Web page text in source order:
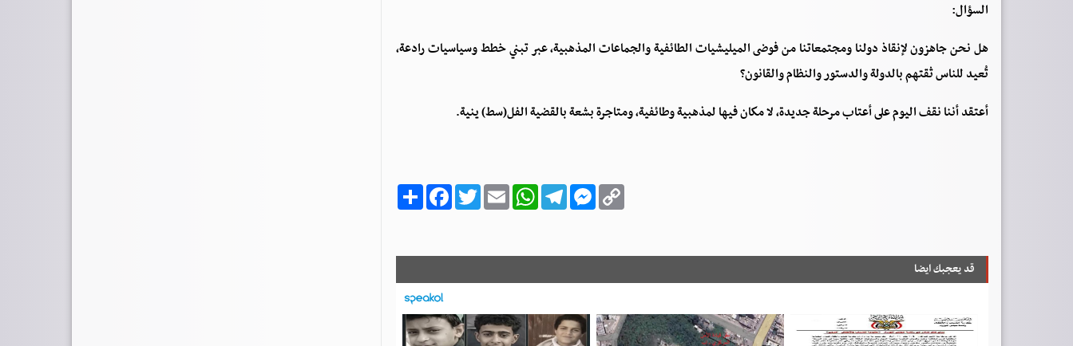
السؤال:
هل نحن جاهزون لإنقاذ دولنا ومجتمعاتنا من فوضى الميليشيات الطائفية والجماعات المذهبية، عبر تبني خطط وسياسيات رادعة،
تُعيد للناس ثقتهم بالدولة والدستور والنظام والقانون؟
أعتقد أننا نقف اليوم على أعتاب مرحلة جديدة، لا مكان فيها لمذهبية وطائفية، ومتاجرة بشعة بالقضية الفل(سط) ينية.
ا
ن
ش
F
a
c
o
k
T
w
i
e
E
m
a
W
h
a
A
p
T
e
l
r
m
M
e
s
n
e
C
o
p
i
k قد يعجبك ايضا